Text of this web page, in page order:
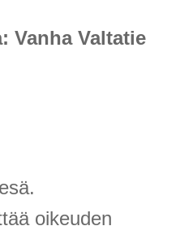
Vanha Valtatie
oikeuden